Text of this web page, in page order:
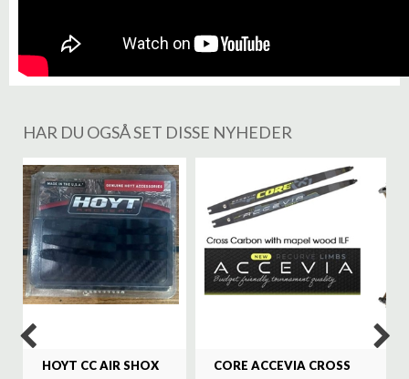
HAR DU OGSÅ SET DISSE NYHEDER
HOYT CC AIR SHOX
CORE ACCEVIA CROSS